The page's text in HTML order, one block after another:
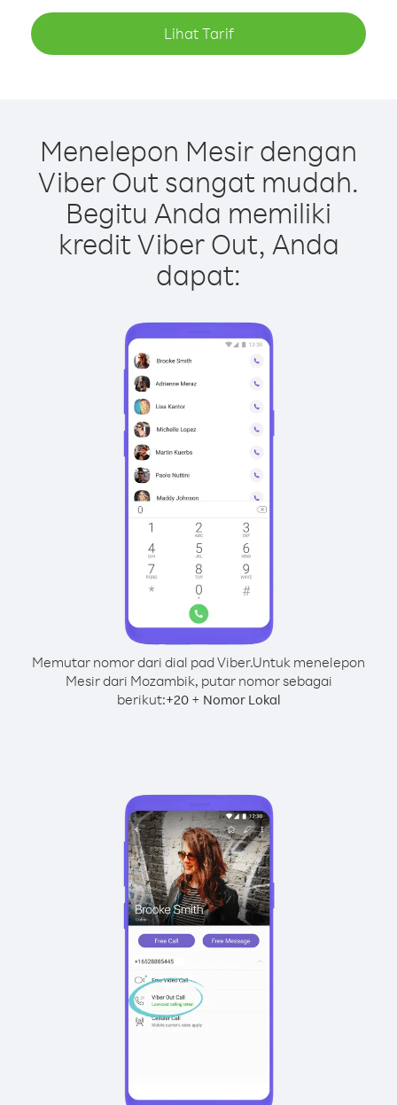
Lihat Tarif
Menelepon Mesir dengan
Viber Out sangat mudah.
Begitu Anda memiliki
kredit Viber Out, Anda
dapat:
Memutar nomor dari dial pad Viber.Untuk menelepon
Mesir dari Mozambik, putar nomor sebagai
berikut:+20+ Nomor Lokal